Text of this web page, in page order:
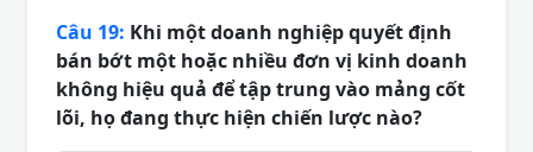
Câu 19: Khi một doanh nghiệp quyết định
bán bớt một hoặc nhiều đơn vị kinh doanh
không hiệu quả để tập trung vào mảng cốt
lõi, họ đang thực hiện chiến lược nào?